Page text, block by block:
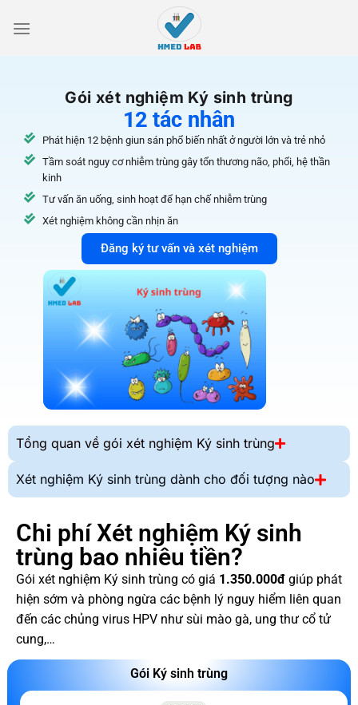
Gói xét nghiệm Ký sinh trùng
12 tác nhân
Phát hiện 12 bệnh giun sán phổ biến nhất ở người lớn và trẻ nhỏ
Tầm soát nguy cơ nhiễm trùng gây tổn thương não, phổi, hệ thần
kinh
Tư vấn ăn uống, sinh hoạt để hạn chế nhiễm trùng
Xét nghiệm không cần nhịn ăn
Đăng ký tư vấn và xét nghiệm
Tổng quan về gói xét nghiệm Ký sinh trùng
Xét nghiệm Ký sinh trùng dành cho đối tượng nào
Chi phí Xét nghiệm Ký sinh
trùng bao nhiêu tiền?
Gói xét nghiệm Ký sinh trùng có giá 1.350.000đ giúp phát
hiện sớm và phòng ngừa các bệnh lý nguy hiểm liên quan
đến các chủng virus HPV như sùi mào gà, ung thư cổ tử
cung,…
Gói Ký sinh trùng